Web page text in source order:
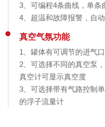
3、可编程4条曲线，单条
4、超温和故障报警，自
真空气氛功能
1、罐体有可调节的进气
2、可选择不同的真空泵
真空计可显示真空度
3、可选择带有气路控制
的浮子流量计